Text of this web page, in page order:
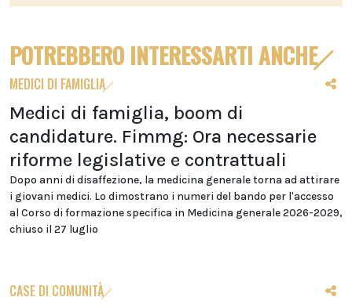
POTREBBERO INTERESSARTI ANCHE
MEDICI DI FAMIGLIA
Medici di famiglia, boom di
candidature. Fimmg: Ora necessarie
riforme legislative e contrattuali
Dopo anni di disaffezione, la medicina generale torna ad attirare
i giovani medici. Lo dimostrano i numeri del bando per l'accesso
al Corso di formazione specifica in Medicina generale 2026-2029,
chiuso il 27 luglio
CASE DI COMUNITÀ